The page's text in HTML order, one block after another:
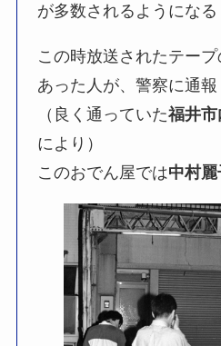
が多数されるようになる
この時放送されたテー
あった人が、警察に通報
（良く通っていた福井
により）
このおでん屋では中村麗